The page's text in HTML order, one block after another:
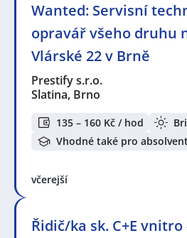
Wanted: Servisní
opravář všeho druhu
Vlárské 22 v Brně
Prestify s.r.o.
Slatina, Brno
135 – 160 Kč / hod
Vhodné také pro
včerejší
Řidič/ka sk. C+E vnitro